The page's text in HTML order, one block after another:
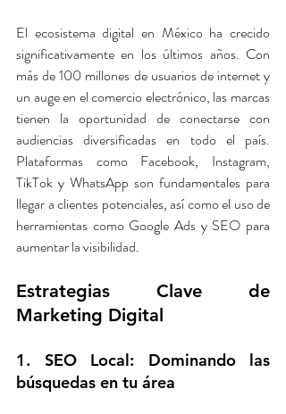
El ecosistema digital en México ha crecido
significativamente en los últimos años. Con
más de 100 millones de usuarios de internet y
un auge en el comercio electrónico, las marcas
tienen la oportunidad de conectarse con
audiencias diversificadas en todo el país.
Plataformas como Facebook, Instagram,
TikTok y WhatsApp son fundamentales para
llegar a clientes potenciales, así como el uso de
herramientas como Google Ads y SEO para
aumentar la visibilidad.
Estrategias Clave de
Marketing Digital
1. SEO Local: Dominando las
búsquedas en tu área